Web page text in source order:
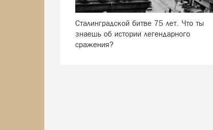
Сталинградской битве 75 лет. Что ты
знаешь об истории легендарного
сражения?